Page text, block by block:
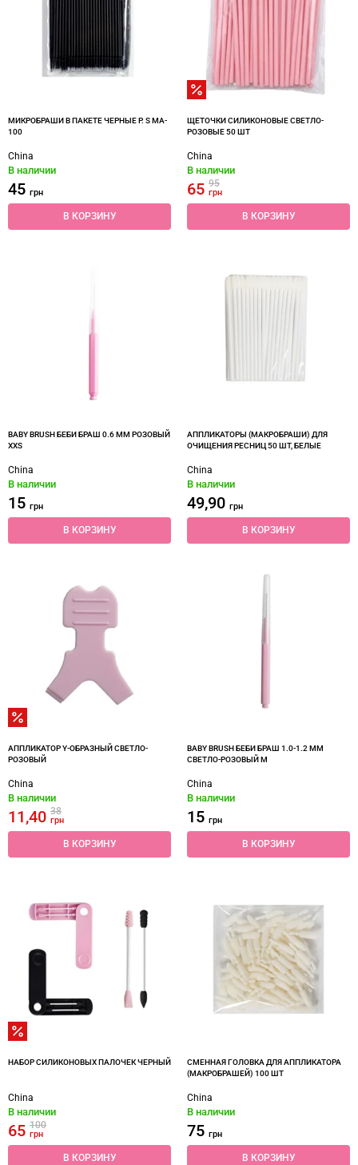
МИКРОБРАШИ В ПАКЕТЕ ЧЕРНЫЕ Р. S MA-
100
China
В наличии
45 грн
В КОРЗИНУ
ЩЕТОЧКИ СИЛИКОНОВЫЕ СВЕТЛО-
РОЗОВЫЕ 50 ШТ
China
В наличии
65 95
грн
В КОРЗИНУ
BABY BRUSH БЕБИ БРАШ 0.6 ММ РОЗОВЫЙ
XXS
China
В наличии
15 грн
В КОРЗИНУ
АППЛИКАТОРЫ (МАКРОБРАШИ) ДЛЯ
ОЧИЩЕНИЯ РЕСНИЦ 50 ШТ, БЕЛЫЕ
China
В наличии
49,90 грн
В КОРЗИНУ
АППЛИКАТОР Y-ОБРАЗНЫЙ СВЕТЛО-
РОЗОВЫЙ
China
В наличии
11,40 38
грн
В КОРЗИНУ
BABY BRUSH БЕБИ БРАШ 1.0-1.2 ММ
СВЕТЛО-РОЗОВЫЙ M
China
В наличии
15 грн
В КОРЗИНУ
НАБОР СИЛИКОНОВЫХ ПАЛОЧЕК ЧЕРНЫЙ
China
В наличии
65 100
грн
В КОРЗИНУ
СМЕННАЯ ГОЛОВКА ДЛЯ АППЛИКАТОРА
(МАКРОБРАШЕЙ) 100 ШТ
China
В наличии
75 грн
В КОРЗИНУ